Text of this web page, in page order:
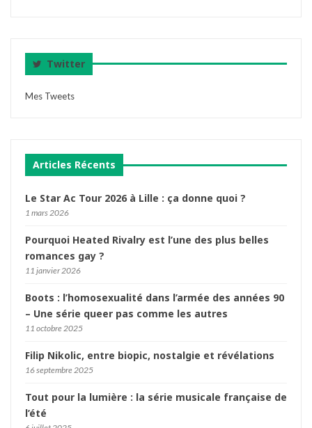
Twitter
Mes Tweets
Articles Récents
Le Star Ac Tour 2026 à Lille : ça donne quoi ?
1 mars 2026
Pourquoi Heated Rivalry est l’une des plus belles
romances gay ?
11 janvier 2026
Boots : l’homosexualité dans l’armée des années 90
– Une série queer pas comme les autres
11 octobre 2025
Filip Nikolic, entre biopic, nostalgie et révélations
16 septembre 2025
Tout pour la lumière : la série musicale française de
l’été